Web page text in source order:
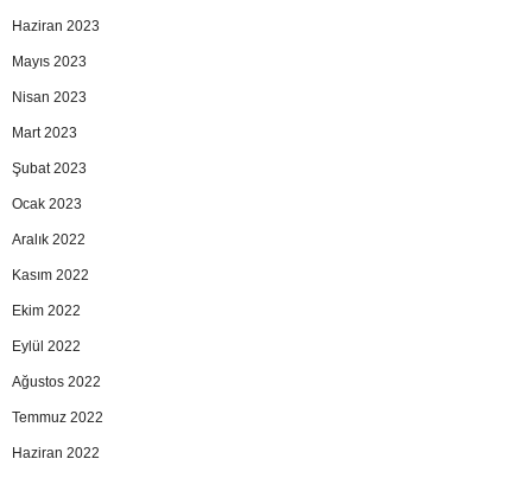
Haziran 2023
Mayıs 2023
Nisan 2023
Mart 2023
Şubat 2023
Ocak 2023
Aralık 2022
Kasım 2022
Ekim 2022
Eylül 2022
Ağustos 2022
Temmuz 2022
Haziran 2022